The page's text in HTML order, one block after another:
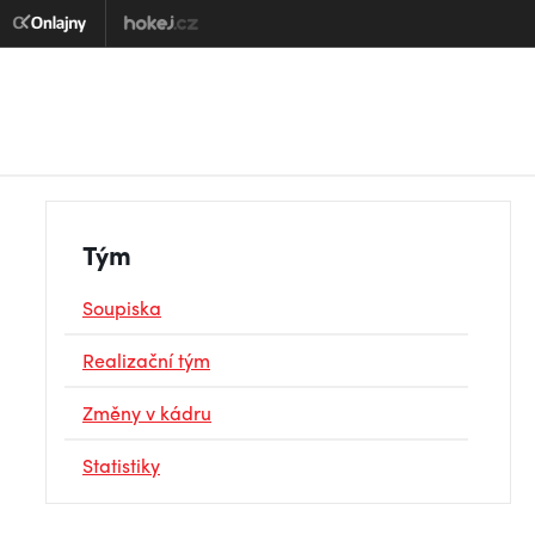
Tým
Soupiska
Realizační tým
Změny v kádru
Statistiky